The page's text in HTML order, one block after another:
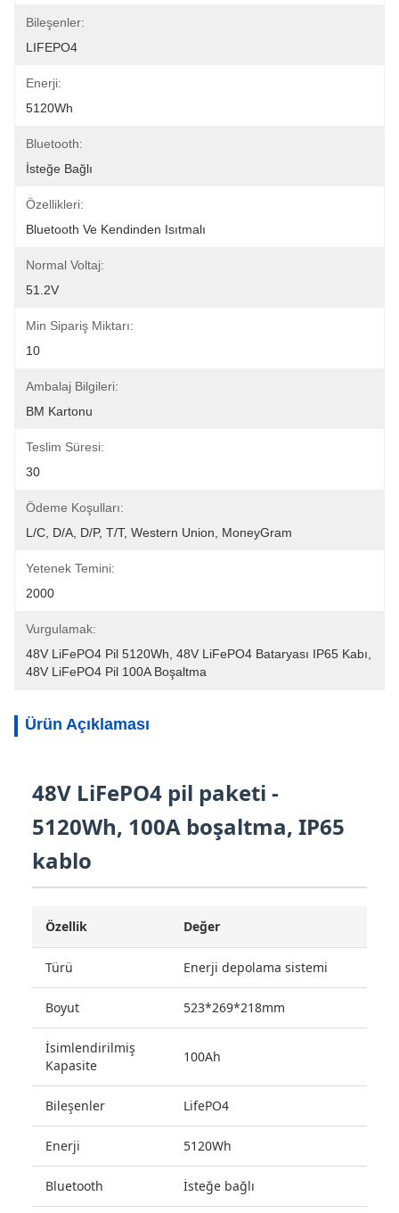
Bileşenler:
LIFEPO4
Enerji:
5120Wh
Bluetooth:
İsteğe Bağlı
Özellikleri:
Bluetooth Ve Kendinden Isıtmalı
Normal Voltaj:
51.2V
Min Sipariş Miktarı:
10
Ambalaj Bilgileri:
BM Kartonu
Teslim Süresi:
30
Ödeme Koşulları:
L/C, D/A, D/P, T/T, Western Union, MoneyGram
Yetenek Temini:
2000
Vurgulamak:
48V LiFePO4 Pil 5120Wh 48V LiFePO4 Bataryası IP65 Kabı
48V LiFePO4 Pil 100A Boşaltma
Ürün Açıklaması
48V LiFePO4 pil paketi -
5120Wh, 100A boşaltma, IP65
kablo
Özellik Değer
Türü Enerji depolama sistemi
Boyut 523*269*218mm
İsimlendirilmiş
Kapasite
100Ah
Bileşenler LifePO4
Enerji 5120Wh
Bluetooth İsteğe bağlı